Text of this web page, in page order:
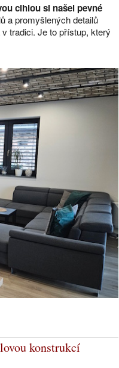
cihlou si našel pevné
a promyšlených detailů
tradici. Je to přístup, který
konstrukcí